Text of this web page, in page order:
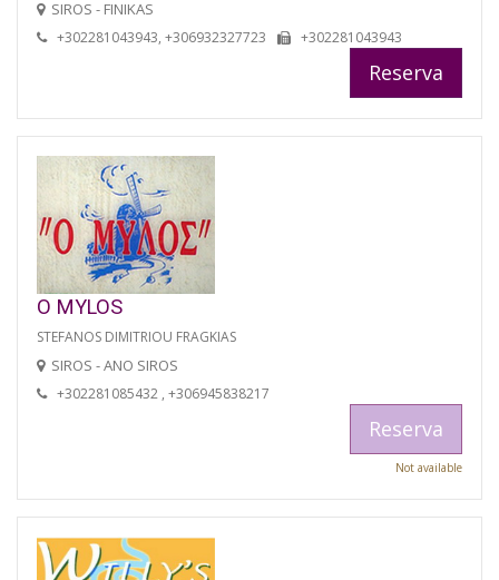
SIROS - FINIKAS
+302281043943, +306932327723 +302281043943
Reserva
O MYLOS
STEFANOS DIMITRIOU FRAGKIAS
SIROS - ANO SIROS
+302281085432 , +306945838217
Reserva
Not available